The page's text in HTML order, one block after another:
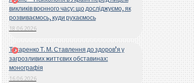
викликів воєнного часу: що досліджуємо, як
розвиваємось, куди рухаємось
18.06.2026
Титаренко Т. М. Ставлення до здоров’я у
загрозливих життєвих обставинах:
монографія
16.06.2026